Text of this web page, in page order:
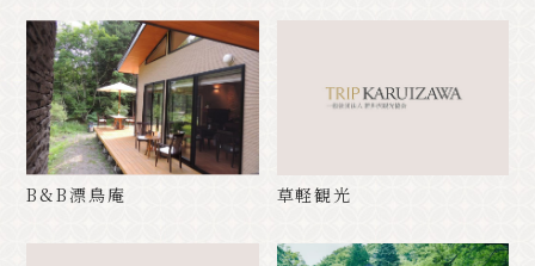
B&B漂鳥庵 草軽観光